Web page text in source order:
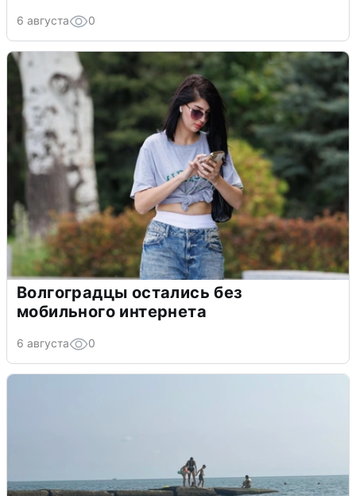
6 августа 0
Волгоградцы остались без
мобильного интернета
6 августа 0